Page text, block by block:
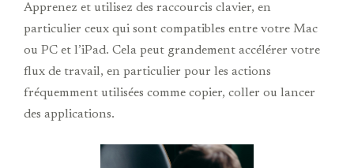
Apprenez et utilisez des raccourcis clavier, en
particulier ceux qui sont compatibles entre votre Mac
ou PC et l’iPad. Cela peut grandement accélérer votre
flux de travail, en particulier pour les actions
fréquemment utilisées comme copier, coller ou lancer
des applications.